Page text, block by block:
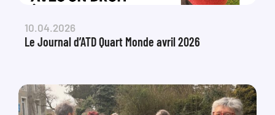
10.04.2026
Le Journal d’ATD Quart Monde avril 2026